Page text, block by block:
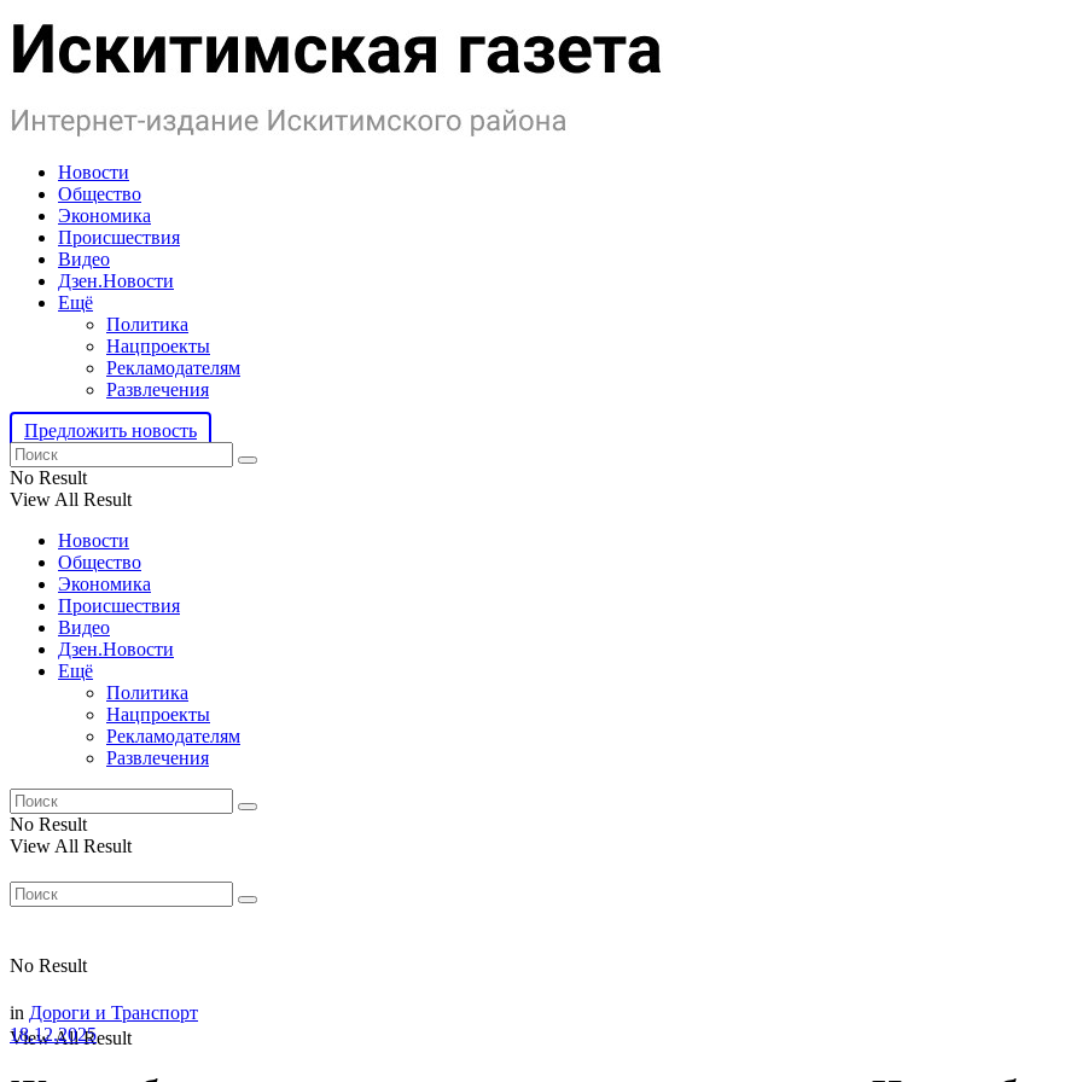
Новости
Общество
Экономика
Происшествия
Видео
Дзен.Новости
Ещё
Политика
Нацпроекты
Рекламодателям
Развлечения
Предложить новость
No Result
View All Result
Новости
Общество
Экономика
Происшествия
Видео
Дзен.Новости
Ещё
Политика
Нацпроекты
Рекламодателям
Развлечения
No Result
View All Result
No Result
View All Result
in Дороги и Транспорт
18.12.2025